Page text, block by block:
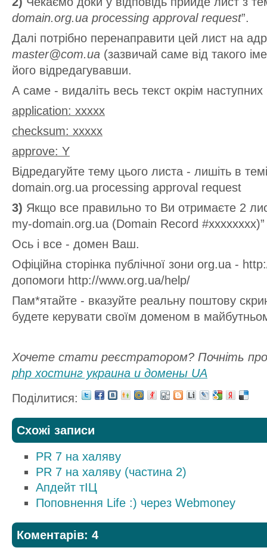
domain.org.ua processing approval request”.
Далі потрібно перенаправити цей лист на
master@com.ua (зазвичай саме від такого
його відредагувавши.
А саме - видаліть весь текст окрім наступних
application: ххххх
checksum: ххххх
approve: Y
Відредагуйте тему цього листа - лишіть в
domain.org.ua processing approval request
3) Якщо все правильно то Ви отримаєте 2
my-domain.org.ua (Domain Record #xxxxxxxx)”
Ось і все - домен Ваш.
Офіційна сторінка публічної зони org.ua -
допомоги http://www.org.ua/help/
Пам*ятайте - вказуйте реальну поштову
будете керувати своїм доменом в
Хочете стати реєстратором? Почніть
php хостинг украина и домены UA
Поділитися:
Схожі записи
PR 7 на халяву
PR 7 на халяву (частина 2)
Апдейт тІЦ
Поповнення Life :) через Webmoney
Коментарів: 4